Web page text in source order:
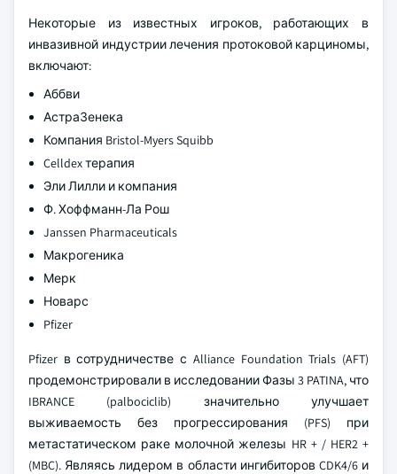
Некоторые из известных игроков, работающих в
инвазивной индустрии лечения протоковой карциномы,
включают:
Аббви
АстраЗенека
Компания Bristol-Myers Squibb
Celldex терапия
Эли Лилли и компания
Ф. Хоффманн-Ла Рош
Janssen Pharmaceuticals
Макрогеника
Мерк
Новарс
Pfizer
Pfizer в сотрудничестве с Alliance Foundation Trials (AFT)
продемонстрировали в исследовании Фазы 3 PATINA, что
IBRANCE (palbociclib) значительно улучшает
выживаемость без прогрессирования (PFS) при
метастатическом раке молочной железы HR + / HER2 +
(MBC). Являясь лидером в области ингибиторов CDK4/6 и